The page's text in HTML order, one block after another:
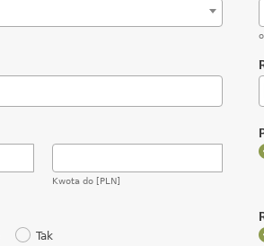
Kwota do [PLN]
Tak